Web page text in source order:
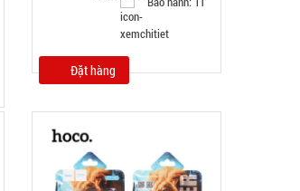
TÌNH TRẠNG:CÒN HÀNG
1kg
Đặt hàng
Đặt hàng